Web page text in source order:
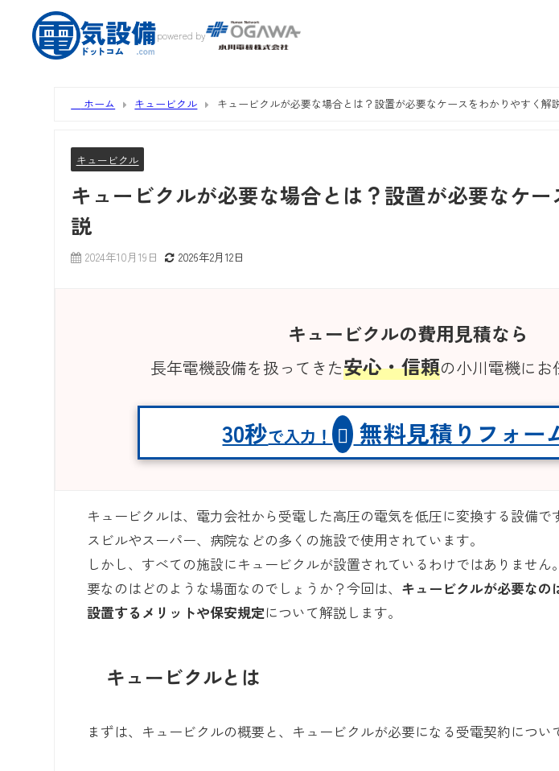
powered by
ホーム キュービクル キュービクルが必要な場合とは？設置が必要なケースをわかりやすく解
キュービクル
キュービクルが必要な場合とは？設置が必要なケ
説
2024年10月19日 2026年2月12日
キュービクルの費用見積なら
長年電機設備を扱ってきた安心・信頼の小川電機にお
30秒で入力！ 無料見積りフォー
キュービクルは、電力会社から受電した高圧の電気を低圧に変換する設備で
スビルやスーパー、病院などの多くの施設で使用されています。
しかし、すべての施設にキュービクルが設置されているわけではありませ
要なのはどのような場面なのでしょうか？今回は、 キュービクルが必要なの
設置するメリットや保安規定について解説します。
キュービクルとは
まずは、キュービクルの概要と、キュービクルが必要になる受電契約につい